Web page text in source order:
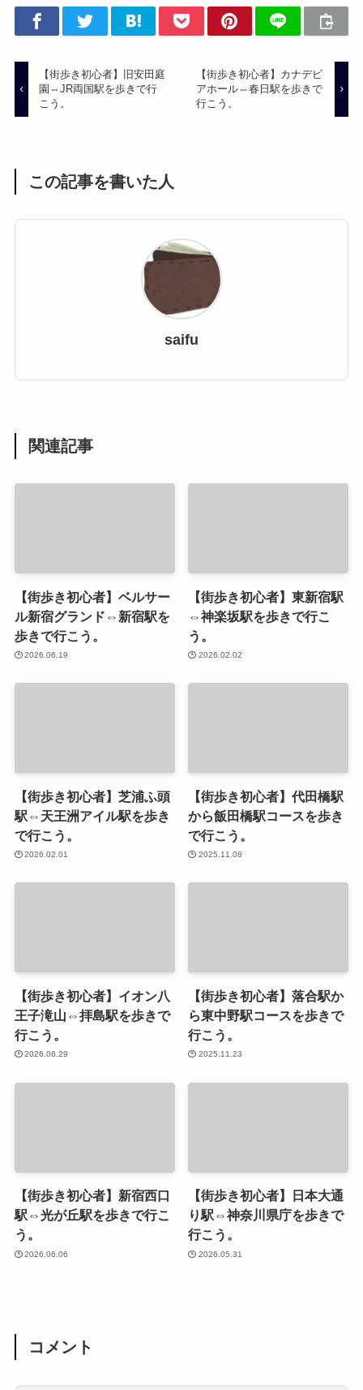
【街歩き初心者】旧安田庭
園⇔JR両国駅を歩きで行
こう。
【街歩き初心者】カナデビ
アホール⇔春日駅を歩きで
行こう。
この記事を書いた人
saifu
関連記事
【街歩き初心者】ベルサー
ル新宿グランド⇔新宿駅を
歩きで行こう。
2026.06.19
【街歩き初心者】東新宿駅
⇔神楽坂駅を歩きで行こ
う。
2026.02.02
【街歩き初心者】芝浦ふ頭
駅⇔天王洲アイル駅を歩き
で行こう。
2026.02.01
【街歩き初心者】代田橋駅
から飯田橋駅コースを歩き
で行こう。
2025.11.08
【街歩き初心者】イオン八
王子滝山⇔拝島駅を歩きで
行こう。
2026.06.29
【街歩き初心者】落合駅か
ら東中野駅コースを歩きで
行こう。
2025.11.23
【街歩き初心者】新宿西口
駅⇔光が丘駅を歩きで行こ
う。
2026.06.06
【街歩き初心者】日本大通
り駅⇔神奈川県庁を歩きで
行こう。
2026.05.31
コメント